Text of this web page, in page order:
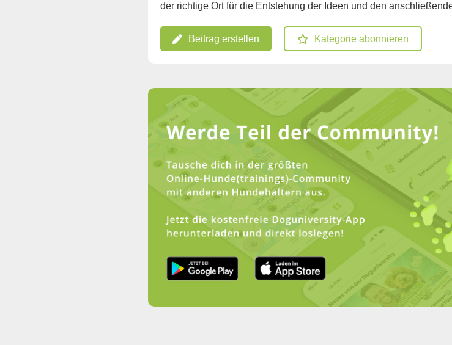
der richtige Ort für die Entstehung der Ideen und den
Beitrag erstellen Kategorie abonnieren